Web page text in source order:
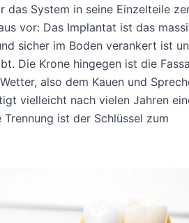
das System in seine Einzelteile
vor: Das Implantat ist das
sicher im Boden verankert ist
Die Krone hingegen ist die
also dem Kauen und
vielleicht nach vielen Jahren
Trennung ist der Schlüssel zum